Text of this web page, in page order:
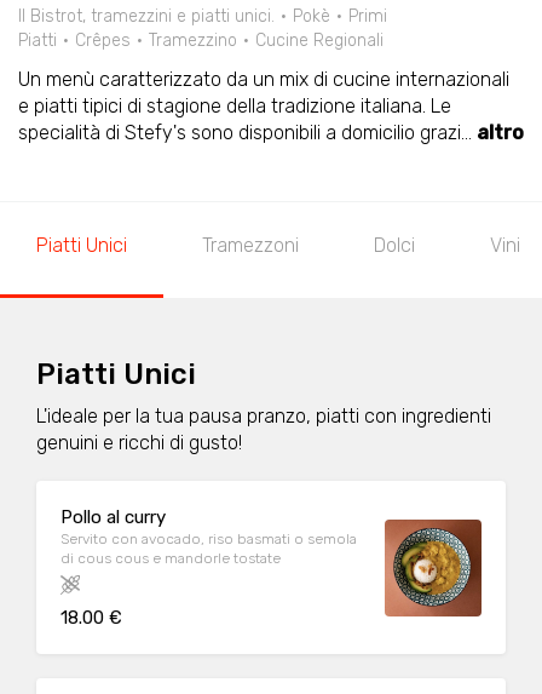
Il Bistrot, tramezzini e piatti unici. Pokè
Primi
Piatti
Crêpes Tramezzino Cucine Regionali
Un menù caratterizzato da un mix di cucine internazionali
e piatti tipici di stagione della tradizione italiana. Le
specialità di Stefy's sono disponibili a domicilio grazi... altro
Piatti Unici Tramezzoni Dolci Vini
Piatti Unici
L'ideale per la tua pausa pranzo, piatti con ingredienti
genuini e ricchi di gusto!
Pollo al curry
Servito con avocado, riso basmati o semola
di cous cous e mandorle tostate
18.00 €